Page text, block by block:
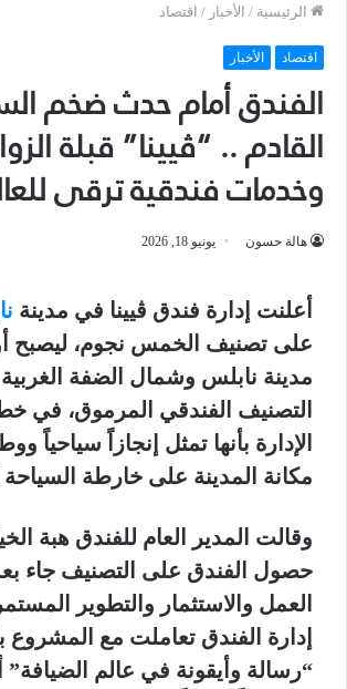
الرئيسية / الأخبار / اقتصاد
اقتصاد الأخبار
الفندق أمام حدث ضخم
القادم .. “ڤيينا” قبلة
وخدمات فندقية ترقى
هالة حسون يونيو 18, 2026
أعلنت إدارة فندق ڤيينا في مدينة
على تصنيف الخمس نجوم، ليصبح
مدينة نابلس وشمال الضفة الغربية
التصنيف الفندقي المرموق، في
الإدارة بأنها تمثل إنجازاً سياحياً
مكانة المدينة على خارطة السياحة
وقالت المدير العام للفندق هبة
حصول الفندق على التصنيف جاء
العمل والاستثمار والتطوير
إدارة الفندق تعاملت مع المشروع
“رسالة وأيقونة في عالم الضيافة”